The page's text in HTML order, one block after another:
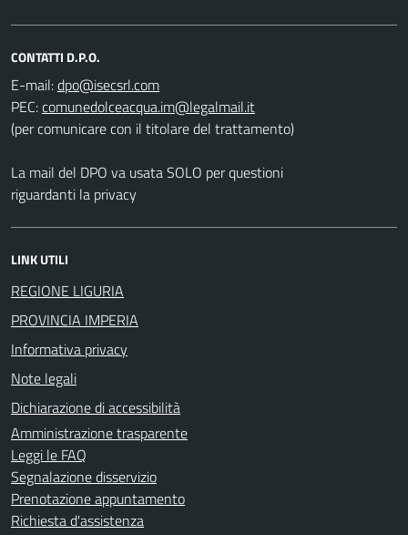
CONTATTI D.P.O.
E-mail:
PEC:
(per comunicare con il titolare del trattamento)
La mail del DPO va usata SOLO per questioni
riguardanti la privacy
LINK UTILI
REGIONE LIGURIA
PROVINCIA IMPERIA
Informativa privacy
Note legali
Dichiarazione di accessibilità
Amministrazione trasparente
Leggi le FAQ
Segnalazione disservizio
Prenotazione appuntamento
Richiesta d'assistenza